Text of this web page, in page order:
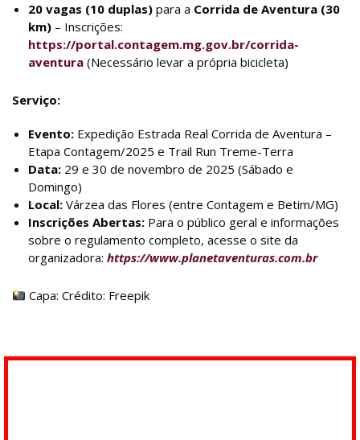
20 vagas (10 duplas) para a Corrida de Aventura (30
km) – Inscrições:
https://portal.contagem.mg.gov.br/corrida-
aventura (Necessário levar a própria bicicleta)
Serviço:
Evento: Expedição Estrada Real Corrida de Aventura –
Etapa Contagem/2025 e Trail Run Treme-Terra
Data: 29 e 30 de novembro de 2025 (Sábado e
Domingo)
Local: Várzea das Flores (entre Contagem e Betim/MG)
Inscrições Abertas: Para o público geral e informações
sobre o regulamento completo, acesse o site da
organizadora: https://www.planetaventuras.com.br
Capa: Crédito: Freepik